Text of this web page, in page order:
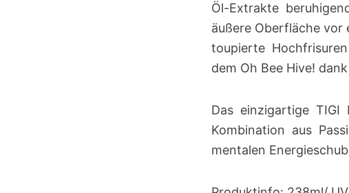
Öl-Extrakte
äußere Oberfläche
toupierte
dem Oh Bee Hive!
Das einzigartige
Kombination aus
mentalen